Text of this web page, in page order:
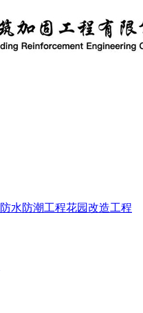
防水防潮工程花园改造工程